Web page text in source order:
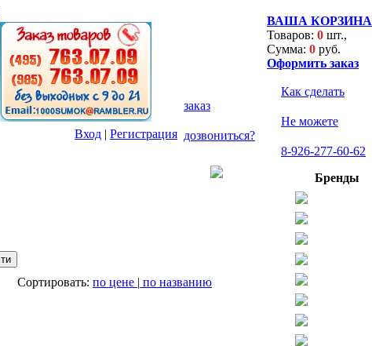
Вход | Регистрация
ВАША КОРЗИНА
Товаров: 0 шт.,
Сумма: 0 руб.
Оформить заказ
Как сделать
заказ
Не можете
дозвониться?
8-926-277-60-62
Сортировать: по цене | по названию
Бренды